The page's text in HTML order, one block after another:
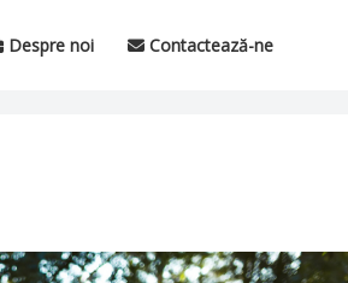
Despre noi Contactează-ne